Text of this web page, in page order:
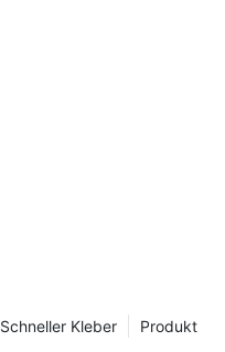
Produkt
Schneller Kleber